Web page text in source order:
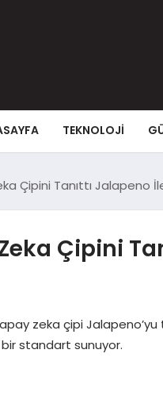
TEKNOLOJI
Çipini Tanıttı Jalapeno
Çipini
zeka çipi
standart sunuyor.